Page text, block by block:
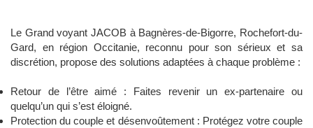
Le Grand voyant JACOB à Bagnères-de-Bigorre, Rochefort-du-
Gard, en région Occitanie, reconnu pour son sérieux et sa
discrétion, propose des solutions adaptées à chaque problème :
Retour de l’être aimé : Faites revenir un ex-partenaire ou
quelqu’un qui s’est éloigné.
Protection du couple et désenvoûtement : Protégez votre couple